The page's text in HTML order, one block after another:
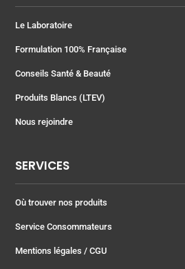
Le Laboratoire
Formulation 100% Française
Conseils Santé & Beauté
Produits Blancs (LTEV)
Nous rejoindre
SERVICES
Où trouver nos produits
Service Consommateurs
Mentions légales / CGU